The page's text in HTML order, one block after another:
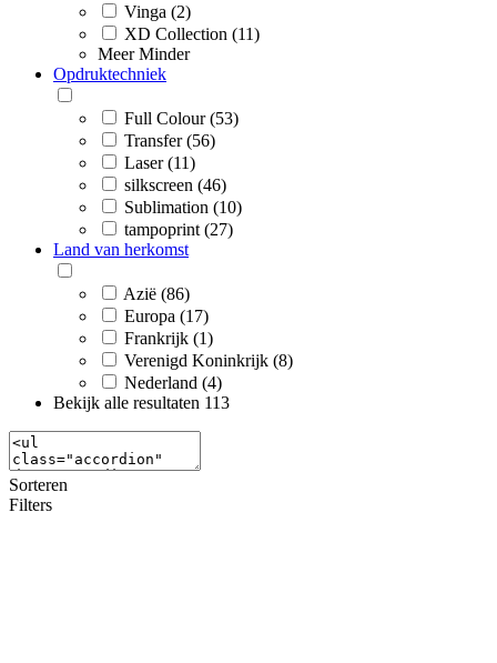
Vinga (2)
XD Collection (11)
Meer Minder
Opdruktechniek
Full Colour (53)
Transfer (56)
Laser (11)
silkscreen (46)
Sublimation (10)
tampoprint (27)
Land van herkomst
Azië (86)
Europa (17)
Frankrijk (1)
Verenigd Koninkrijk (8)
Nederland (4)
Bekijk alle resultaten 113
Sorteren
Filters